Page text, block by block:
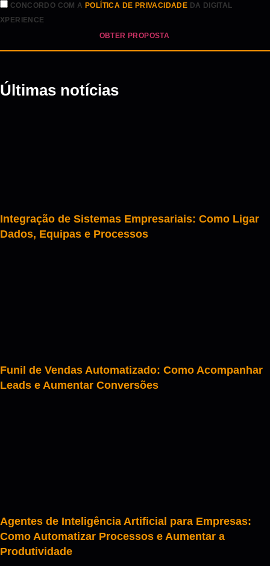
CONCORDO COM APOLÍTICA DE PRIVACIDADE DA DIGITAL
XPERIENCE
OBTER PROPOSTA
Últimas notícias
Integração de Sistemas Empresariais: Como Ligar
Dados, Equipas e Processos
Funil de Vendas Automatizado: Como Acompanhar
Leads e Aumentar Conversões
Agentes de Inteligência Artificial para Empresas:
Como Automatizar Processos e Aumentar a
Produtividade